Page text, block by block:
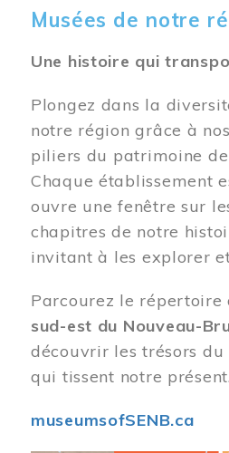
Musées de notre
Une histoire qui
Plongez dans la
notre région grâce à
piliers du patrimoine
Chaque établissement
ouvre une fenêtre sur
chapitres de notre
invitant à les explorer
Parcourez le répertoire
sud-est du Nouveau-
découvrir les trésors du
qui tissent notre présent.
museumsofSENB.ca